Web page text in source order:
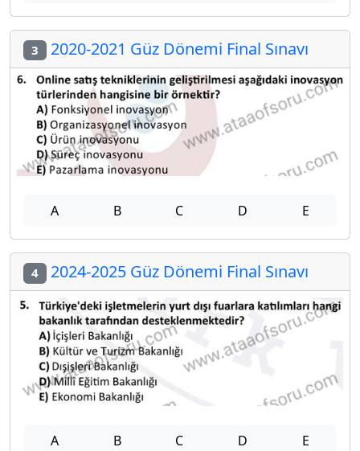
3 2020-2021 Güz Dönemi Final Sınavı
A B C D E
4 2024-2025 Güz Dönemi Final Sınavı
A B C D E